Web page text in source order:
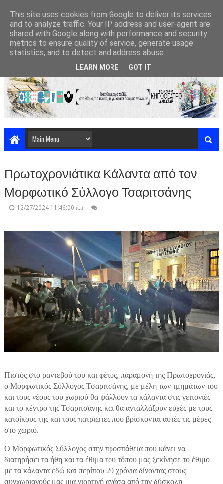
Πρωτοχρονιάτικα Κάλαντα από τον
Μορφωτικό Σύλλογο Τσαριτσάνης
12/27/2024 11:46:00 π.μ.
Πιστός στο ραντεβού του και φέτος, παραμονή της Πρωτοχρονιάς,
ο Μορφωτικός Σύλλογος Τσαριτσάνης, με μέλη των τμημάτων του
και τους νέους του χωριού θα ψάλλουν τα κάλαντα στις γειτονιές
και το κέντρο της Τσαριτσάνης και θα ανταλλάξουν ευχές με τους
κατοίκους της και τους πατριώτες που βρίσκονται αυτές τις μέρες
στο χωριό.
Ο Μορφωτικός Σύλλογος στην προσπάθεια που κάνει να
διατηρήσει τα ήθη και τα έθιμα του τόπου μας ξεκίνησε το έθιμο
με τα κάλαντα εδώ και περίπου 20 χρόνια δίνοντας στους
συγχωριανούς μας μια γιορτινή ανάσα από την δύσκολη
This site uses cookies from Google to deliver its services
and to analyze traffic. Your IP address and user-agent are
shared with Google along with performance and security
metrics to ensure quality of service, generate usage
statistics, and to detect and address abuse.
LEARN MORE GOT IT